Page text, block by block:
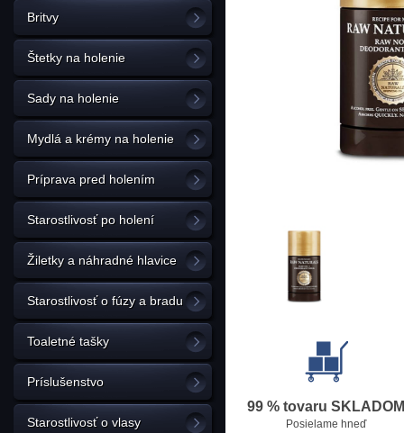
Britvy
Štetky na holenie
Sady na holenie
Mydlá a krémy na holenie
Príprava pred holením
Starostlivosť po holení
Žiletky a náhradné hlavice
Starostlivosť o fúzy a bradu
Toaletné tašky
Príslušenstvo
Starostlivosť o vlasy
99 % tovaru SKLADOM
Posielame hneď